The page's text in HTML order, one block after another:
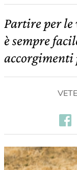
Partire per le
è sempre
accorgimenti